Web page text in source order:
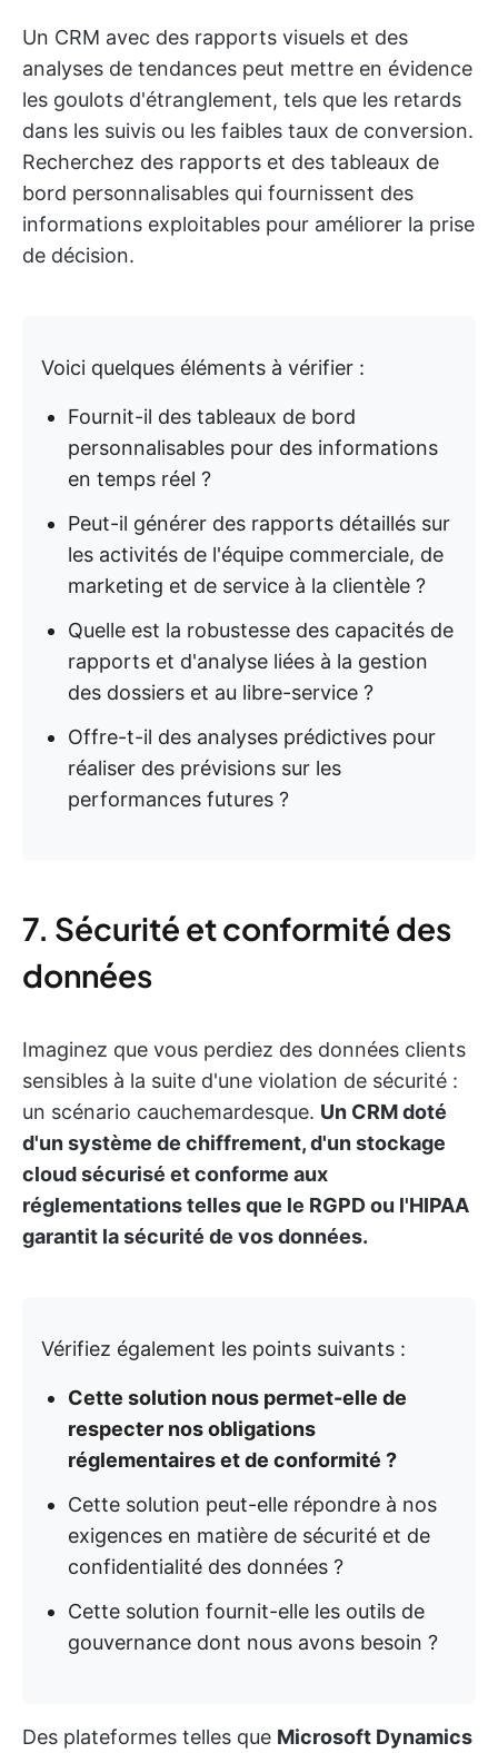
Un CRM avec des rapports visuels et des
analyses de tendances peut mettre en évidence
les goulots d'étranglement, tels que les retards
dans les suivis ou les faibles taux de conversion.
Recherchez des rapports et des tableaux de
bord personnalisables qui fournissent des
informations exploitables pour améliorer la prise
de décision.
Voici quelques éléments à vérifier :
Fournit-il des tableaux de bord
personnalisables pour des informations
en temps réel ?
Peut-il générer des rapports détaillés sur
les activités de l'équipe commerciale, de
marketing et de service à la clientèle ?
Quelle est la robustesse des capacités de
rapports et d'analyse liées à la gestion
des dossiers et au libre-service ?
Offre-t-il des analyses prédictives pour
réaliser des prévisions sur les
performances futures ?
7. Sécurité et conformité des
données
Imaginez que vous perdiez des données clients
sensibles à la suite d'une violation de sécurité :
un scénario cauchemardesque. Un CRM doté
d'un système de chiffrement, d'un stockage
cloud sécurisé et conforme aux
réglementations telles que le RGPD ou l'HIPAA
garantit la sécurité de vos données.
Vérifiez également les points suivants :
Cette solution nous permet-elle de
respecter nos obligations
réglementaires et de conformité ?
Cette solution peut-elle répondre à nos
exigences en matière de sécurité et de
confidentialité des données ?
Cette solution fournit-elle les outils de
gouvernance dont nous avons besoin ?
Des plateformes telles que Microsoft Dynamics